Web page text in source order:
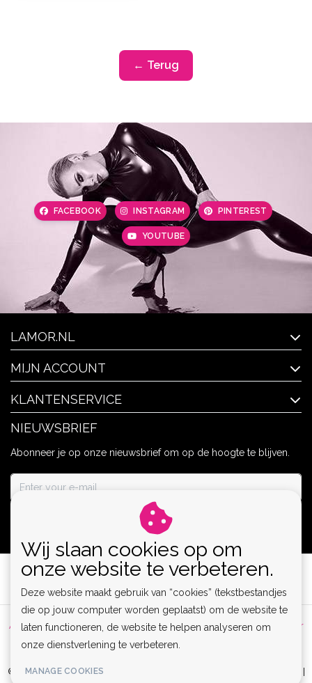
← Terug
FACEBOOK INSTAGRAM PINTEREST
YOUTUBE
LAMOR.NL
MIJN ACCOUNT
KLANTENSERVICE
NIEUWSBRIEF
Abonneer je op onze nieuwsbrief om op de hoogte te blijven.
Algemene voorwaarden | Privacy Policy | Sitemap |
Disclaimer
RSS Feed
© Copyright 2026 - Lamor | Clubwear, Lingerie & Kinky Fashion XS-6XL |
Wij slaan cookies op om
onze website te verbeteren.
Deze website maakt gebruik van “cookies” (tekstbestandjes
die op jouw computer worden geplaatst) om de website te
laten functioneren, de website te helpen analyseren om
onze dienstverlening te verbeteren.
MANAGE COOKIES